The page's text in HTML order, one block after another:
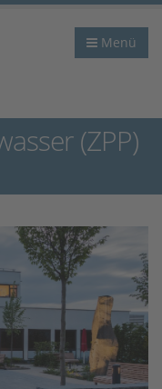
Menü
(ZPP)